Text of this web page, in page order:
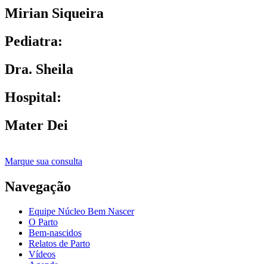
Mirian Siqueira
Pediatra:
Dra. Sheila
Hospital:
Mater Dei
Marque sua consulta
Navegação
Equipe Núcleo Bem Nascer
O Parto
Bem-nascidos
Relatos de Parto
Vídeos